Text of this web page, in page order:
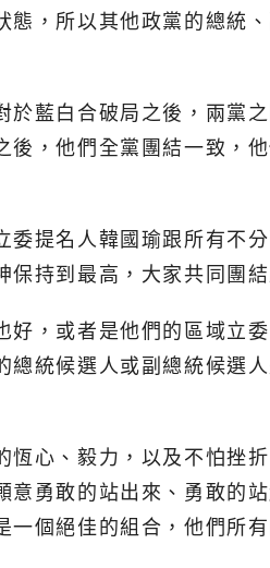
，所以其他政黨的總統
藍白合破局之後，兩黨
，他們全黨團結一致，
提名人韓國瑜跟所有不
持到最高，大家共同團結
，或者是他們的區域立
統候選人或副總統候選
心、毅力，以及不怕挫
勇敢的站出來、勇敢的
個絕佳的組合，他們所